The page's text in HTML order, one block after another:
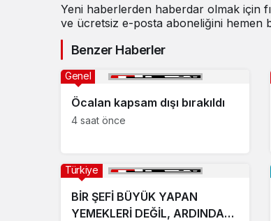
Yeni haberlerden haberdar olmak için
ve ücretsiz e-posta aboneliğini hemen
Benzer Haberler
Öcalan kapsam dışı bırakıldı
Genel
4 saat önce
BİR ŞEFİ BÜYÜK YAPAN
YEMEKLERİ DEĞİL, ARDINDA
Türkiye